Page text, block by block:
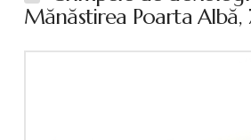
Mănăstirea Poarta Albă,